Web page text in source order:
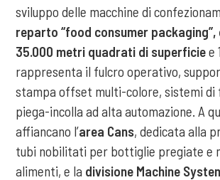
sviluppo delle macchine di
reparto “food consumer
35.000 metri quadrati di superficiee
rappresenta il fulcro operativo,
stampa offset multi-colore, sistemi di
piega-incolla ad alta automazione. A
affiancano l’area Cans, dedicata alla
tubi nobilitati per bottiglie pregiate e
alimenti, e la divisione Machine